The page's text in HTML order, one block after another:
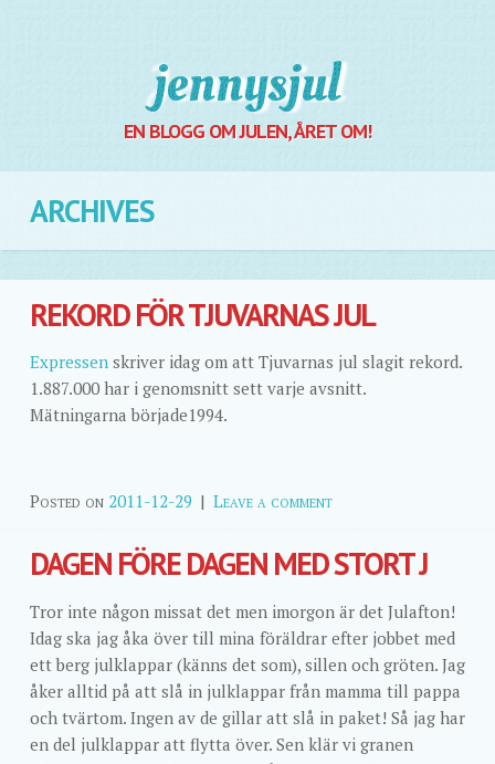
Jennysjul
EN BLOGG OM JULEN, ÅRET OM!
ARCHIVES
REKORD FÖR TJUVARNAS JUL
Expressen skriver idag om att Tjuvarnas jul slagit rekord.
1.887.000 har i genomsnitt sett varje avsnitt.
Mätningarna började1994.
Posted on 2011-12-29 | Leave a comment
DAGEN FÖRE DAGEN MED STORT J
Tror inte någon missat det men imorgon är det Julafton!
Idag ska jag åka över till mina föräldrar efter jobbet med
ett berg julklappar (känns det som), sillen och gröten. Jag
åker alltid på att slå in julklappar från mamma till pappa
och tvärtom. Ingen av de gillar att slå in paket! Så jag har
en del julklappar att flytta över. Sen klär vi granen